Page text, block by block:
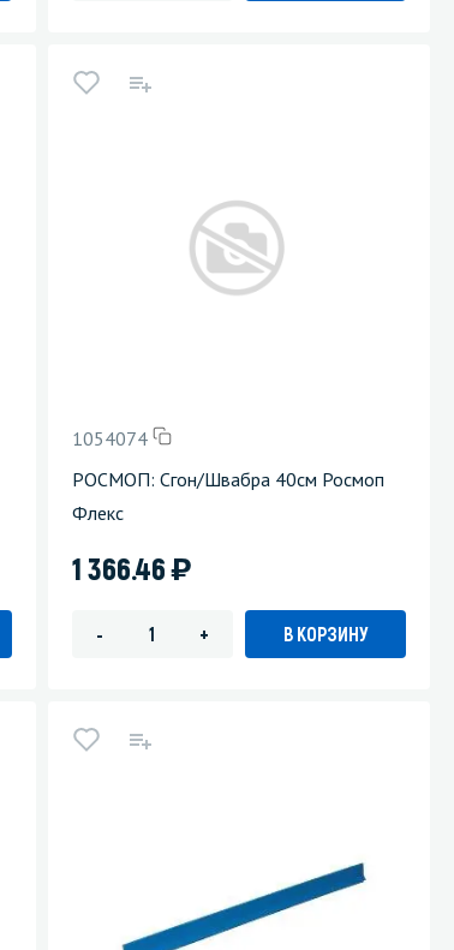
1054074
РОСМОП: Сгон/Швабра 40см Росмоп
Флекс
1 366.46)
- + В КОРЗИНУ